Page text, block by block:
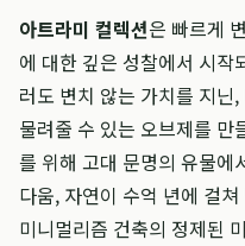
아트라미 컬렉션은 빠르게
에 대한 깊은 성찰에서 시작
러도 변치 않는 가치를 지닌
물려줄 수 있는 오브제를 만
를 위해 고대 문명의 유물에
다움, 자연이 수억 년에 걸
미니멀리즘 건축의 정제된